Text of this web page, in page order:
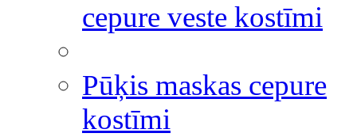
cepure veste kostīmi
Pūķis maskas cepure
kostīmi